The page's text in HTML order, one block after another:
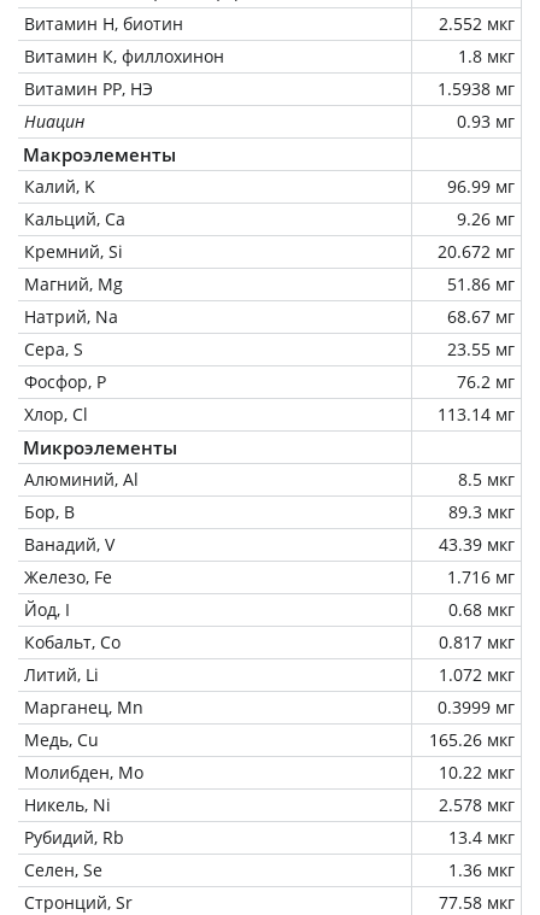
Витамин Н, биотин
2.552 мкг
Витамин К, филлохинон
1.8 мкг
Витамин РР, НЭ
1.5938 мг
Ниацин
0.93 мг
Макроэлементы
Калий, K
96.99 мг
Кальций, Ca
9.26 мг
Кремний, Si
20.672 мг
Магний, Mg
51.86 мг
Натрий, Na
68.67 мг
Сера, S
23.55 мг
Фосфор, P
76.2 мг
Хлор, Cl
113.14 мг
Микроэлементы
Алюминий, Al
8.5 мкг
Бор, B
89.3 мкг
Ванадий, V
43.39 мкг
Железо, Fe
1.716 мг
Йод, I
0.68 мкг
Кобальт, Co
0.817 мкг
Литий, Li
1.072 мкг
Марганец, Mn
0.3999 мг
Медь, Cu
165.26 мкг
Молибден, Mo
10.22 мкг
Никель, Ni
2.578 мкг
Рубидий, Rb
13.4 мкг
Селен, Se
1.36 мкг
Стронций, Sr
77.58 мкг